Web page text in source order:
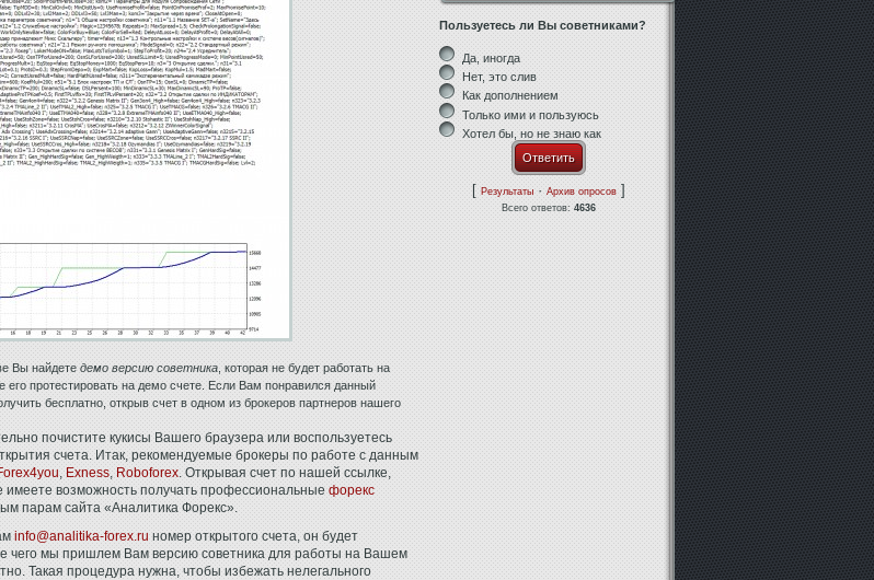
Вы найдете демо версию советника , которая не будет работать на
протестировать на демо счете. Если Вам понравился данный
бесплатно, открыв счет в одном из брокеров партнеров нашего
почистите кукисы Вашего браузера или воспользуетесь
счета. Итак, рекомендуемые брокеры по работе с данным
, Exness, Roboforex. Открывая счет по нашей ссылке,
возможность получать профессиональные форекс
парам сайта «Аналитика Форекс».
info@analitika-forex.ru номер открытого счета, он будет
чего мы пришлем Вам версию советника для работы на Вашем
Такая процедура нужна, чтобы избежать нелегального
Пользуетесь ли Вы советниками?
Да, иногда
Нет, это слив
Как дополнением
Только ими и пользуюсь
Хотел бы, но не знаю как
Ответить
[ Результаты · Архив опросов ]
Всего ответов: 4636